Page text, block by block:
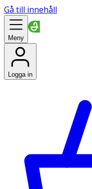
Gå till innehåll
Meny
Logga in